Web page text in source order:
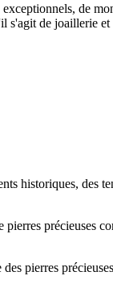
de
s'agit de joaillerie
historiques, des
précieuses
pierres